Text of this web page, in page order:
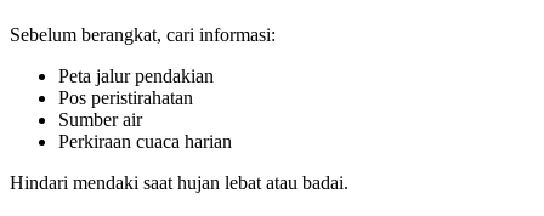
Sebelum berangkat, cari informasi:
Peta jalur pendakian
Pos peristirahatan
Sumber air
Perkiraan cuaca harian
Hindari mendaki saat hujan lebat atau badai.